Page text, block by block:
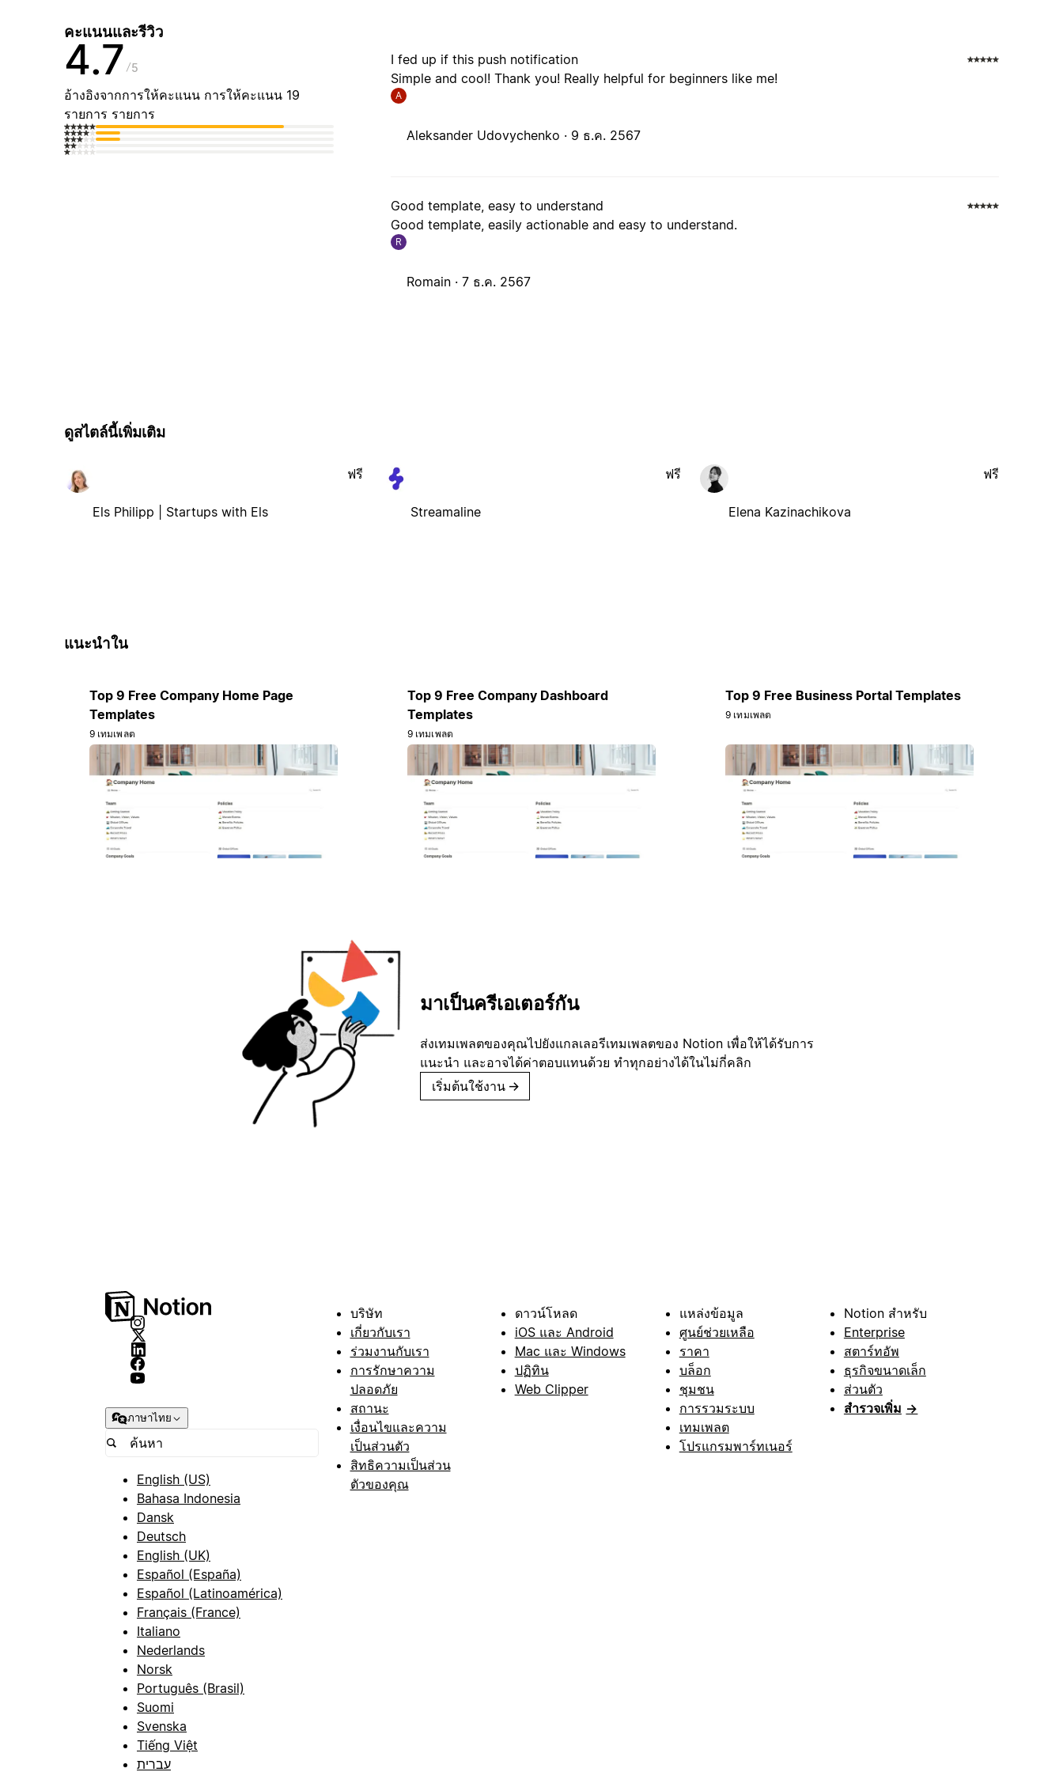
คะแนนและรีวิว
4.7 5
อ้างอิงจากการให้คะแนน การให้คะแนน 19
รายการ รายการ
I fed up if this push notification
Simple and cool! Thank you! Really helpful for beginners like me!
A
Aleksander Udovychenko · 9 ธ.ค. 2567
Good template, easy to understand
Good template, easily actionable and easy to understand.
R
Romain ·7 ธ.ค. 2567
ดูสไตล์นี้เพิ่มเติม
Els Philipp | Startups with Els
ฟรี
Streamaline
ฟรี
Elena Kazinachikova
ฟรี
แนะนำใน
Top 9 Free Company Home Page
Templates
9 เทมเพลต
Top 9 Free Company Dashboard
Templates
9 เทมเพลต
Top 9 Free Business Portal Templates
9 เทมเพลต
มาเป็นครีเอเตอร์กัน
ส่งเทมเพลตของคุณไปยังแกลเลอรีเทมเพลตของ Notion เพื่อให้ได้รับการ
แนะนำ และอาจได้ค่าตอบแทนด้วย ทำทุกอย่างได้ในไม่กี่คลิก
เริ่มต้นใช้งาน →
ภาษาไทย
English (US)
Bahasa Indonesia
Dansk
Deutsch
English (UK)
Español (España)
Español (Latinoamérica)
Français (France)
Italiano
Nederlands
Norsk
Português (Brasil)
Suomi
Svenska
Tiếng Việt
עברית
บริษัท
เกี่ยวกับเรา
ร่วมงานกับเรา
การรักษาความ
ปลอดภัย
สถานะ
เงื่อนไขและความ
เป็นส่วนตัว
สิทธิความเป็นส่วน
ตัวของคุณ
ดาวน์โหลด
iOS และ Android
Mac และ Windows
ปฏิทิน
Web Clipper
แหล่งข้อมูล
ศูนย์ช่วยเหลือ
ราคา
บล็อก
ชุมชน
การรวมระบบ
เทมเพลต
โปรแกรมพาร์ทเนอร์
Notion สำหรับ
Enterprise
สตาร์ทอัพ
ธุรกิจขนาดเล็ก
ส่วนตัว
สำรวจเพิ่ม →